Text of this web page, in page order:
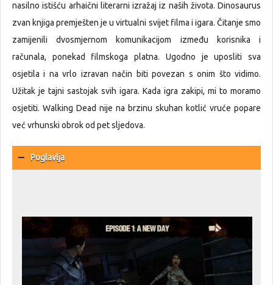
nasilno istišću arhaični literarni izražaj iz naših života. Dinosaurus
zvan knjiga premješten je u virtualni svijet filma i igara. Čitanje smo
zamijenili dvosmjernom komunikacijom između korisnika i
računala, ponekad filmskoga platna. Ugodno je uposliti sva
osjetila i na vrlo izravan način biti povezan s onim što vidimo.
Užitak je tajni sastojak svih igara. Kada igra zakipi, mi to moramo
osjetiti. Walking Dead nije na brzinu skuhan kotlić vruće popare
već vrhunski obrok od pet sljedova.
Poglavlja